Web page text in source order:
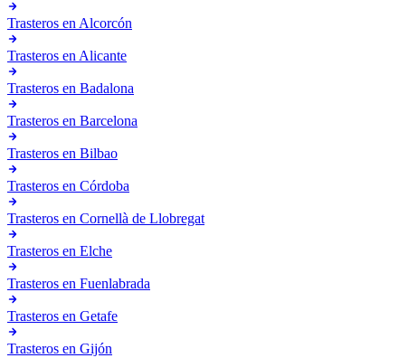
Trasteros en Alcorcón
Trasteros en Alicante
Trasteros en Badalona
Trasteros en Barcelona
Trasteros en Bilbao
Trasteros en Córdoba
Trasteros en Cornellà de Llobregat
Trasteros en Elche
Trasteros en Fuenlabrada
Trasteros en Getafe
Trasteros en Gijón